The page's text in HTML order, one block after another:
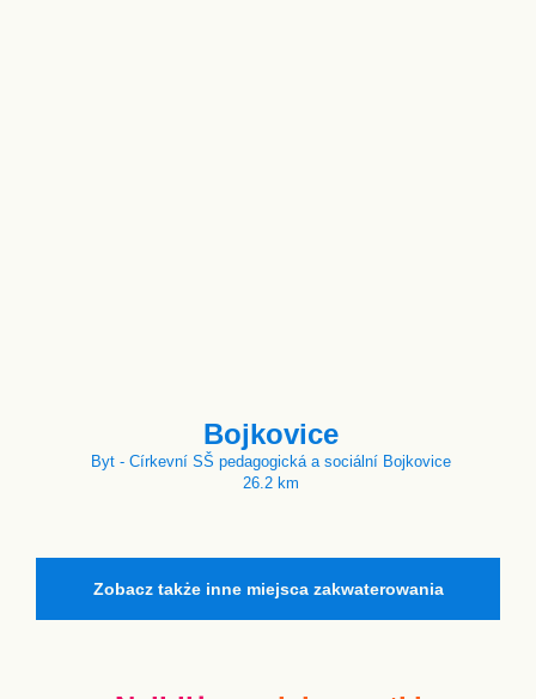
Bojkovice
Byt - Církevní SŠ pedagogická a sociální Bojkovice
26.2 km
Zobacz także inne miejsca zakwaterowania